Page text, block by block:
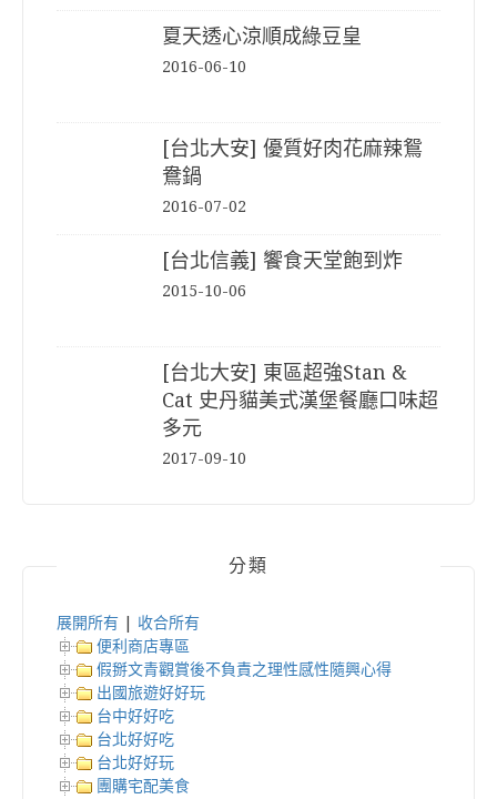
夏天透心涼順成綠豆皇
2016-06-10
[台北大安] 優質好肉花麻辣鴛
鴦鍋
2016-07-02
[台北信義] 饗食天堂飽到炸
2015-10-06
[台北大安] 東區超強Stan &
Cat 史丹貓美式漢堡餐廳口味超
多元
2017-09-10
分類
展開所有
收合所有
便利商店專區
假掰文青觀賞後不負責之理性感性隨興心得
出國旅遊好好玩
台中好好吃
台北好好吃
台北好好玩
團購宅配美食